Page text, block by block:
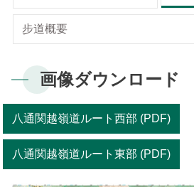
梅山ビジターセンター
排雲登山ビジターセンター
新康横断ルート
オンライン入園申請
観光マップ
気候
動物
私達のビジョン
日本語
サイトマップ
步道概要
画像ダウンロード
八通関越嶺道ルート西部 (PDF)
八通関越嶺道ルート東部 (PDF)